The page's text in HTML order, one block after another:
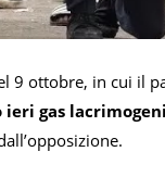
9 ottobre, in cui il
ieri gas